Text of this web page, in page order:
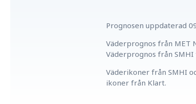
Prognosen uppdaterad
Väderprognos från MET
Väderprognos från
Väderikoner från SMHI
ikoner från Klart.